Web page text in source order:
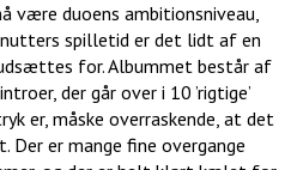
være duoens ambitionsniveau,
spilletid er det lidt af en
for. Albummet består af
der går over i 10 ’rigtige’
er, måske overraskende, at det
Der er mange fine overgange